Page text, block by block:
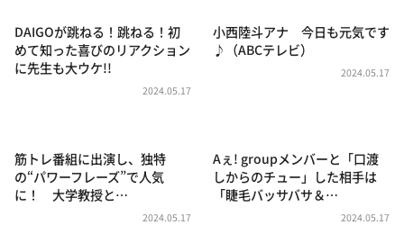
相席食堂
これ余談なんですけど・・・
～人生密着トークバラエティ！～ やすとものいたっ
news おかえり
河合＆A.B.C-Z塚田×福井アナ「なんでやねん！？」
（news おかえり）
DAIGOが跳ねる！跳ねる！初
めて知った喜びのリアクション
に先生も大ウケ!!
2024.05.17
小西陸斗アナ 今日も元気です
♪（ABCテレビ）
2024.05.17
筋トレ番組に出演し、独特
の“パワーフレーズ”で人気
に！ 大学教授と…
2024.05.17
Aぇ! groupメンバーと「口渡
しからのチュー」した相手は
「睫毛バッサバサ＆…
2024.05.17